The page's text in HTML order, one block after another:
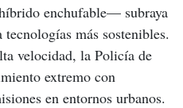
enchufable— subraya
más sostenibles.
velocidad, la Policía de
extremo con
en entornos urbanos.